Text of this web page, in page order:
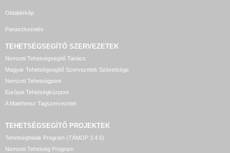
Oldaltérkép
Panaszkezelés
TEHETSÉGSEGÍTŐ SZERVEZETEK
Nemzeti Tehetségsegítő Tanács
Magyar Tehetségsegítő Szervezetek Szövetsége
Nemzeti Tehetségpont
Európai Tehetségközpont
A Matehetsz Tagszervezetei
TEHETSÉGSEGÍTŐ PROJEKTEK
Tehetséghidak Program (TÁMOP 3.4.5)
Nemzeti Tehetség Program